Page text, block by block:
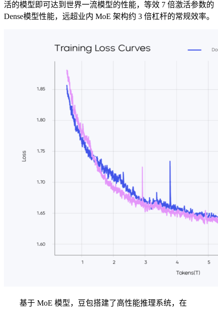
活的模型即可达到世界一流模型的性能，等效 7 倍激活参数的
Dense模型性能，远超业内 MoE 架构约 3 倍杠杆的常规效率。
基于 MoE 模型，豆包搭建了高性能推理系统，在